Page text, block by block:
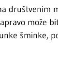
društvenim
može
šminke,